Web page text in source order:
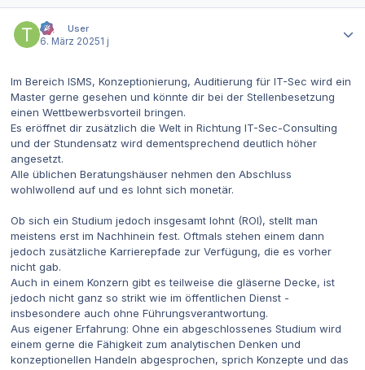
tTt
User
6. März 20251 j
Im Bereich ISMS, Konzeptionierung, Auditierung für IT-Sec wird ein
Master gerne gesehen und könnte dir bei der Stellenbesetzung
einen Wettbewerbsvorteil bringen.
Es eröffnet dir zusätzlich die Welt in Richtung IT-Sec-Consulting
und der Stundensatz wird dementsprechend deutlich höher
angesetzt.
Alle üblichen Beratungshäuser nehmen den Abschluss
wohlwollend auf und es lohnt sich monetär.
Ob sich ein Studium jedoch insgesamt lohnt (ROI), stellt man
meistens erst im Nachhinein fest. Oftmals stehen einem dann
jedoch zusätzliche Karrierepfade zur Verfügung, die es vorher
nicht gab.
Auch in einem Konzern gibt es teilweise die gläserne Decke, ist
jedoch nicht ganz so strikt wie im öffentlichen Dienst -
insbesondere auch ohne Führungsverantwortung.
Aus eigener Erfahrung: Ohne ein abgeschlossenes Studium wird
einem gerne die Fähigkeit zum analytischen Denken und
konzeptionellen Handeln abgesprochen, sprich Konzepte und das